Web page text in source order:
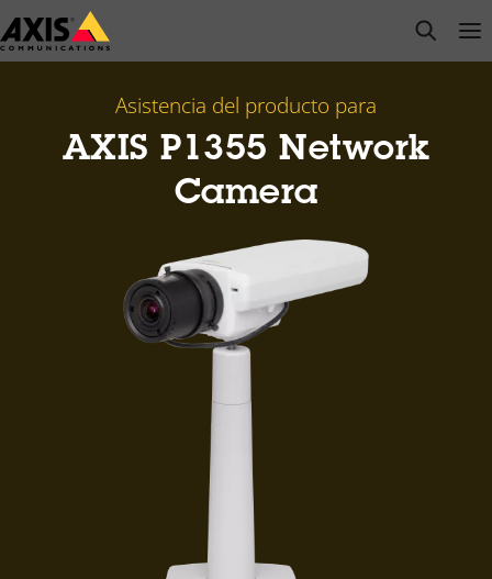
Saltar
al
open
Asistencia del producto para
AXIS P1355 Network
Camera